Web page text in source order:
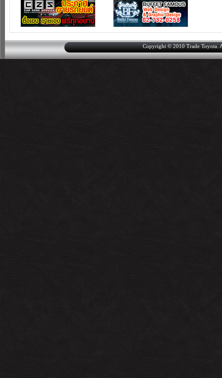
Copyright © 2010 Trade Toyota.